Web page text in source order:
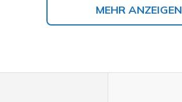
MEHR ANZEIGEN